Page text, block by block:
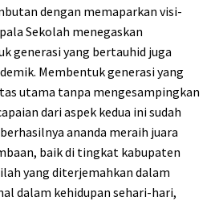
dengan memaparkan visi-
Sekolah menegaskan
generasi yang bertauhid juga
Membentuk generasi yang
utama tanpa mengesampingkan
dari aspek kedua ini sudah
ananda meraih juara
baik di tingkat kabupaten
yang diterjemahkan dalam
dalam kehidupan sehari-hari,